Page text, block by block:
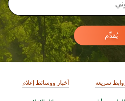
يُقدِّم
سريعة أخبار ووسائط إعلام